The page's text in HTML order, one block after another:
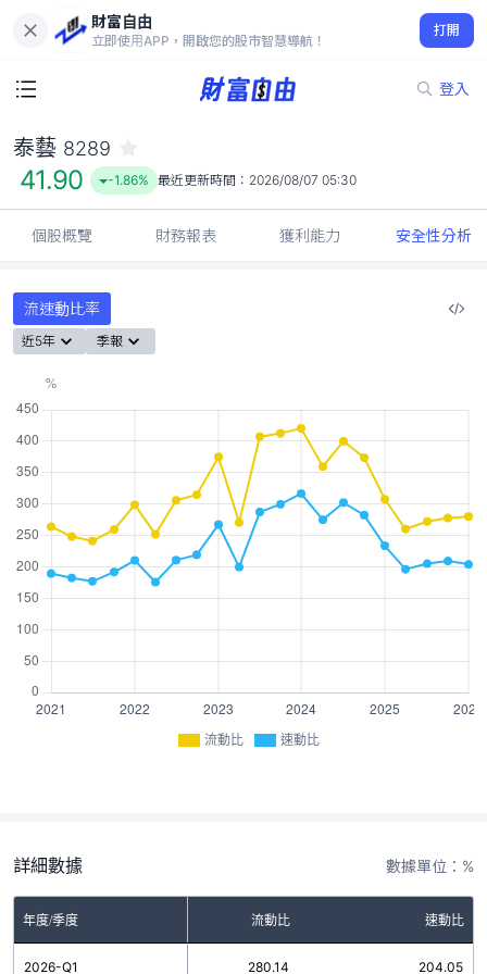
財富自由
立即使用APP，開啟您的股市智慧導航！
打開
登入
41.90
-1.86%
泰藝 8289
41.90 -1.86% 最近更新時間： 2026/08/07 05:30
個股概覽 財務報表 獲利能力 安全性分析
流速動比率
近5年 季報
流動比 速動比
詳細數據 數據單位：%
年度/季度 流動比 速動比
2026-Q1 280.14 204.05